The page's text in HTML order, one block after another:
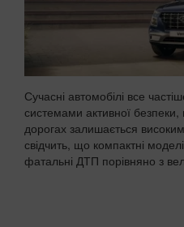
Сучасні автомобілі все
системами активної безпеки,
дорогах залишається
свідчить, що компактні
фатальні ДТП порівняно з